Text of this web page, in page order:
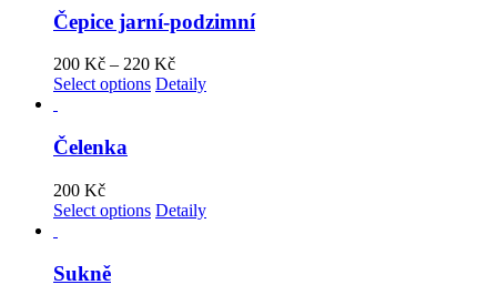
Čepice jarní-podzimní
200 Kč – 220 Kč
Select options Detaily
Čelenka
200 Kč
Select options Detaily
Sukně